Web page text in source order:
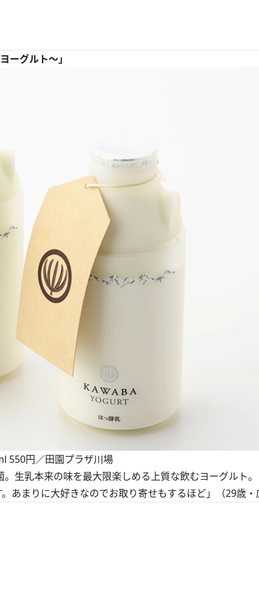
ーグルト～」
550円／田園プラザ川場
生乳本来の味を最大限楽しめる上質な飲むヨーグルト。
あまりに大好きなのでお取り寄せもするほど」（29歳